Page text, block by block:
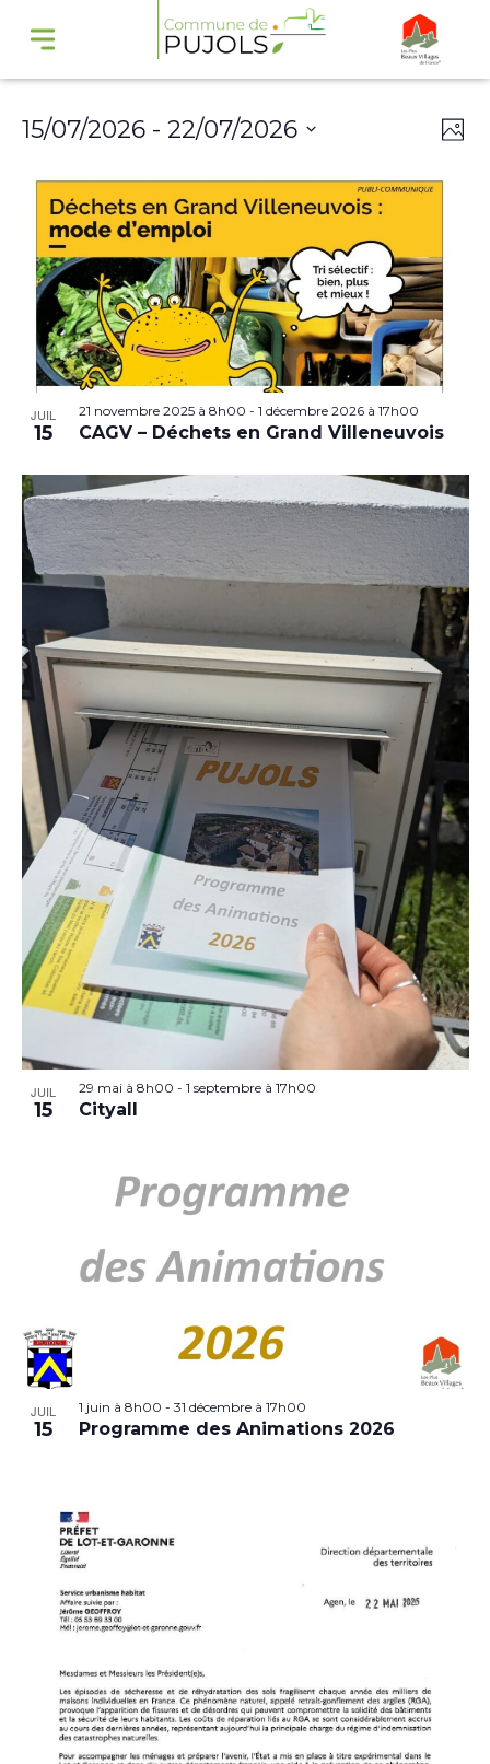
15/07/2026 - 22/07/2026
date.
JUIL
15
21 novembre 2025 à 8h00 - 1 décembre 2026 à 17h00
CAGV – Déchets en Grand Villeneuvois
JUIL
15
29 mai à 8h00 - 1 septembre à 17h00
Cityall
JUIL
15
1 juin à 8h00 - 31 décembre à 17h00
Programme des Animations 2026